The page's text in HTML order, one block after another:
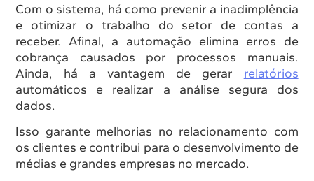
Com o sistema, há como prevenir a inadimplência
e otimizar o trabalho do setor de contas a
receber. Afinal, a automação elimina erros de
cobrança causados por processos manuais.
Ainda, há a vantagem de gerar relatórios
automáticos e realizar a análise segura dos
dados.
Isso garante melhorias no relacionamento com
os clientes e contribui para o desenvolvimento de
médias e grandes empresas no mercado.